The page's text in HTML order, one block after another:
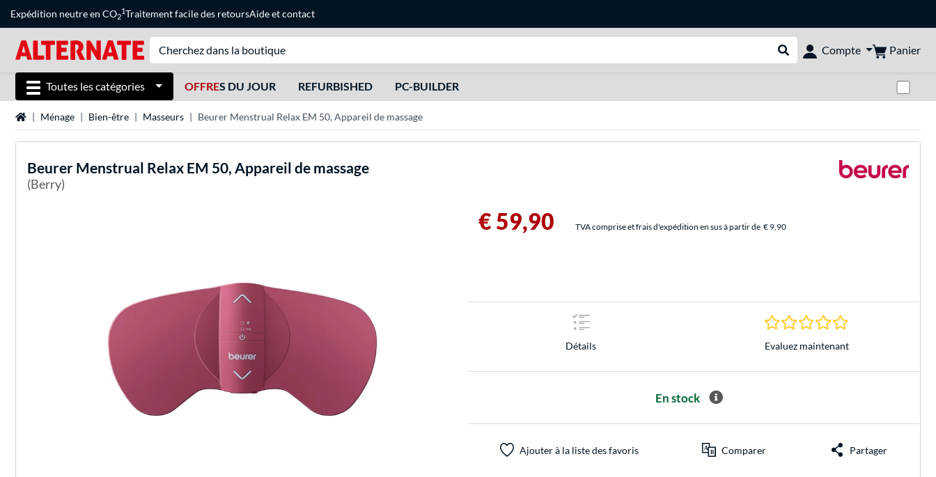
Expédition neutre en CO2
1Traitement facile des retoursAideetcontact
Rechercher dans le shop
Compte Panier
Toutes les catégories OFFRES DU JOUR REFURBISHED PC-BUILDER
Page d'accueil
Ménage Bien-être Masseurs Beurer Menstrual Relax EM 50, Appareil de massage
Beurer Menstrual Relax EM 50, Appareil de massage
(Berry)
€ 59,90 TVA comprise et frais d'expédition en sus à partir de € 9,90
Détails
0.0 Étoiles à 0
Evaluez maintenant
En stock
Ajouter à la liste des favoris Comparer Partager